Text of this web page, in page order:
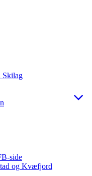
Skilag
side
og Kvæfjord